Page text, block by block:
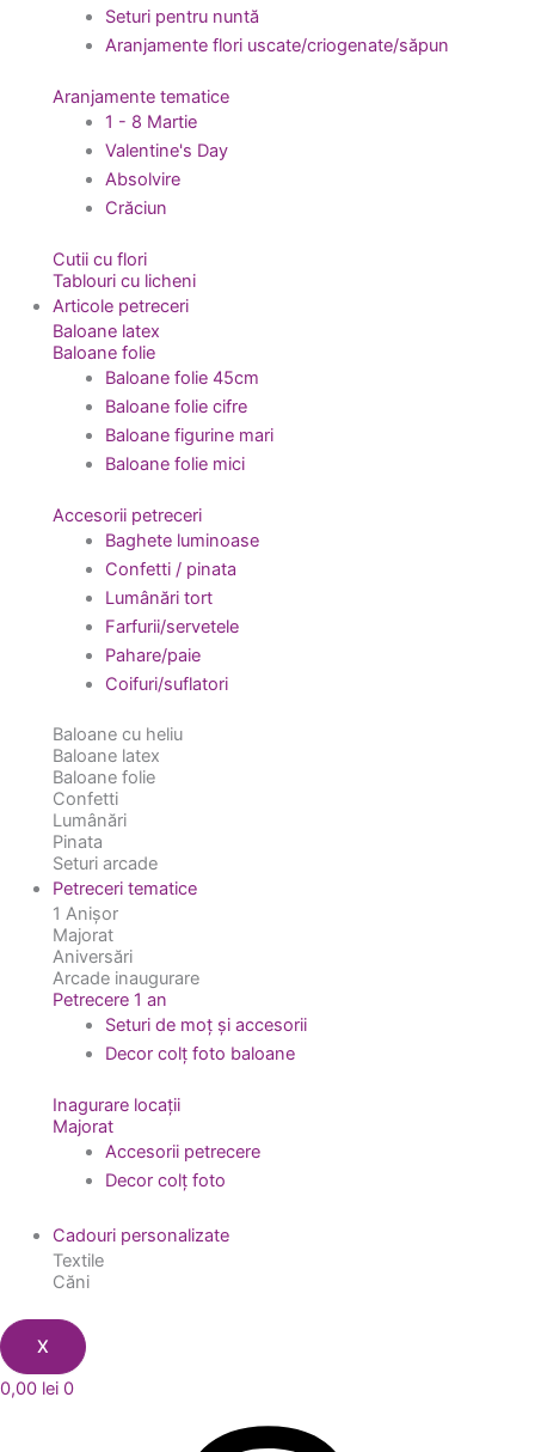
Seturi pentru nuntă
Aranjamente flori uscate/criogenate/săpun
Aranjamente tematice
1 - 8 Martie
Valentine's Day
Absolvire
Crăciun
Cutii cu flori
Tablouri cu licheni
Articole petreceri
Baloane latex
Baloane folie
Baloane folie 45cm
Baloane folie cifre
Baloane figurine mari
Baloane folie mici
Accesorii petreceri
Baghete luminoase
Confetti / pinata
Lumânări tort
Farfurii/servetele
Pahare/paie
Coifuri/suflatori
Baloane cu heliu
Baloane latex
Baloane folie
Confetti
Lumânări
Pinata
Seturi arcade
Petreceri tematice
1 Anișor
Majorat
Aniversări
Arcade inaugurare
Petrecere 1 an
Seturi de moț și accesorii
Decor colț foto baloane
Inagurare locații
Majorat
Accesorii petrecere
Decor colț foto
Cadouri personalizate
Textile
Căni
X
0,00 lei 0